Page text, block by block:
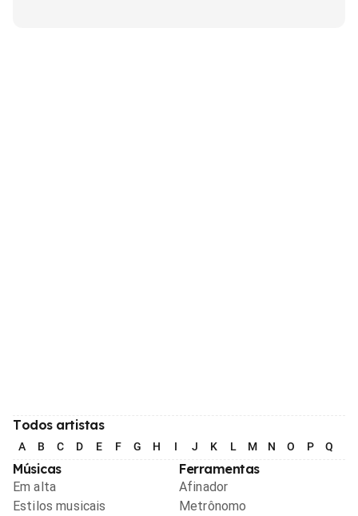
Todos artistas
A B C D E F G H I J K L M N O P Q
Músicas
Em alta
Estilos musicais
Ferramentas
Afinador
Metrônomo